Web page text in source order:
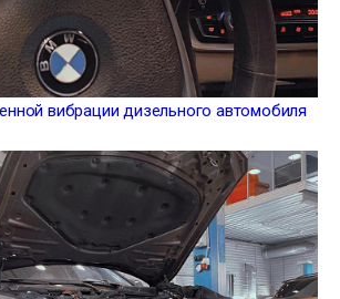
вибрации дизельного автомобиля